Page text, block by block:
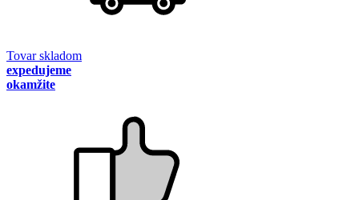
Tovar skladom
expedujeme
okamžite